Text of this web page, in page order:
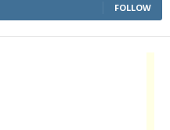
FOLLOW